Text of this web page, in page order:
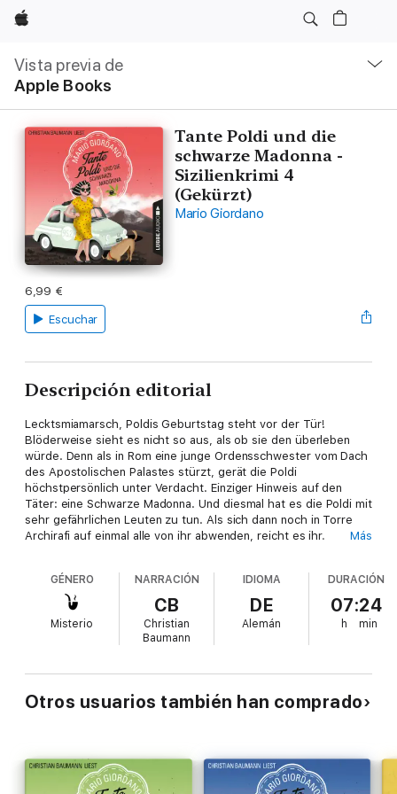
Apple
Vista previa de
Apple Books
local
Abrir
menú
Tante Poldi und die
schwarze Madonna -
Sizilienkrimi 4
(Gekürzt)
Mario Giordano
6,99 €
Escuchar
Descripción editorial
Lecktsmiamarsch, Poldis Geburtstag steht vor der Tür!
Blöderweise sieht es nicht so aus, als ob sie den überleben
würde. Denn als in Rom eine junge Ordensschwester vom Dach
des Apostolischen Palastes stürzt, gerät die Poldi
höchstpersönlich unter Verdacht. Einziger Hinweis auf den
Täter: eine Schwarze Madonna. Und diesmal hat es die Poldi mit
sehr gefährlichen Leuten zu tun. Als sich dann noch in Torre
Archirafi auf einmal alle von ihr abwenden, reicht es ihr.
Herzens voll ins Visier der Mörder ...
Más
GÉNERO
Misterio
NARRACIÓN
CB
Christian
Baumann
IDIOMA
DE
Alemán
DURACIÓN
07:24
h min
Otros usuarios también han comprado